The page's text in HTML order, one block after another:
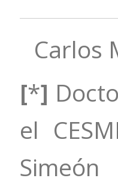
Carlos
[*]
el